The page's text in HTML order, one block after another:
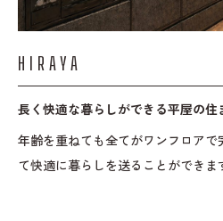
HIRAYA
長く快適な暮らしができる平屋の住
年齢を重ねても全てがワンフロア
て快適に暮らしを送ることができま